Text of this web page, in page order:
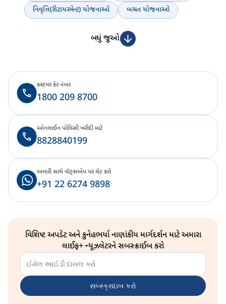
નિવૃત્તિ(રીટાયરમેન્ટ) યોજનાઓ
બચત યોજનાઓ
બધું જુઓ
1800 209 8700
કસ્ટમર કેર નંબર
8828840199
ઓનલાઈન પોલિસી ખરીદી માટે
+91 22 6274 9898
અમારી સાથે વૉટ્સએપ પર ચેટ કરો
વિશિષ્ટ અપડેટ અને કુનેહભર્યા નાણાંકીય માર્ગદર્શન માટે અમારા
લાઈફ+ ન્યૂઝલેટરને સબસ્ક્રાઈબ કરો
સબ્સ્ક્રાઇબ કરો